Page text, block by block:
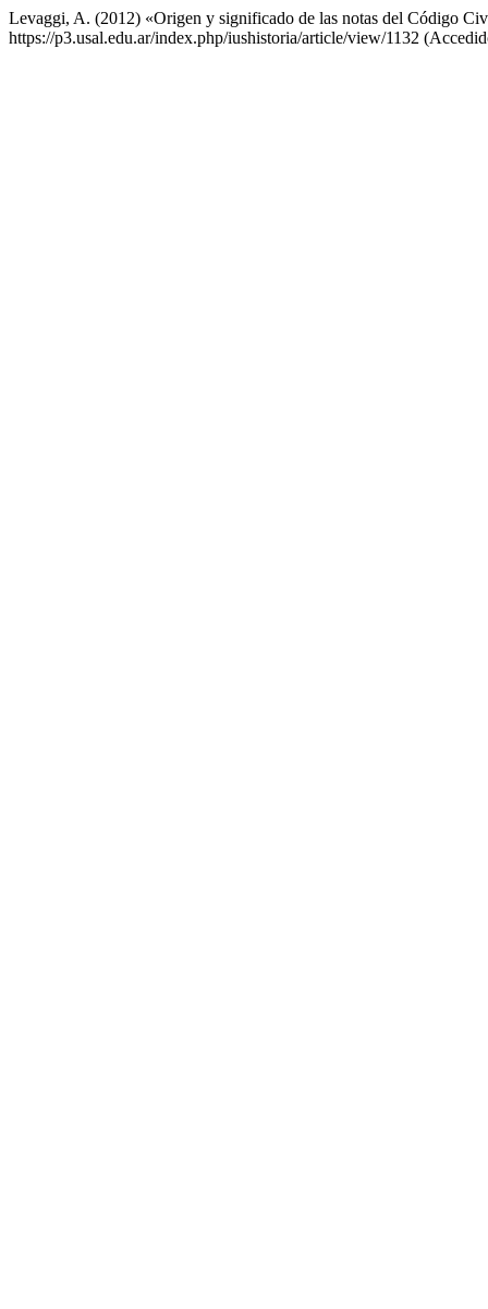
Levaggi, A. (2012) «Origen y significado de las notas del Código
https://p3.usal.edu.ar/index.php/iushistoria/article/view/1132